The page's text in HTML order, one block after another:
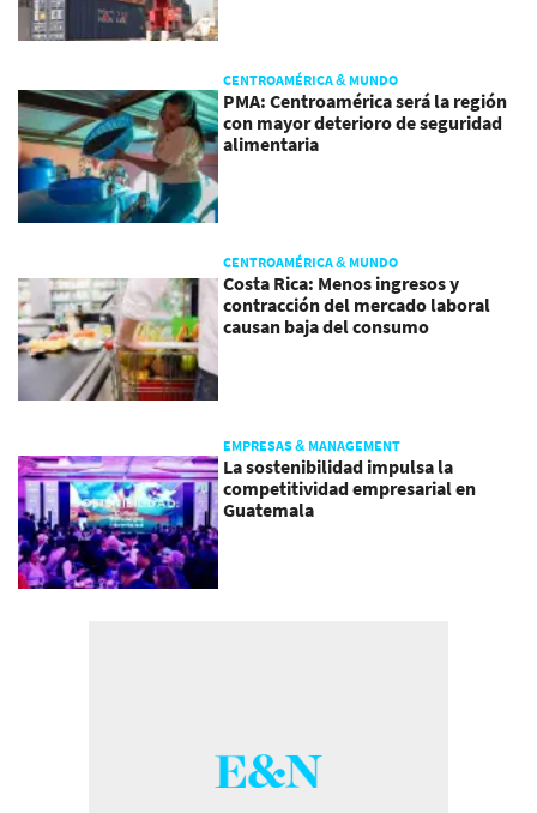
CENTROAMÉRICA & MUNDO
PMA: Centroamérica será la región
con mayor deterioro de seguridad
alimentaria
CENTROAMÉRICA & MUNDO
Costa Rica: Menos ingresos y
contracción del mercado laboral
causan baja del consumo
EMPRESAS & MANAGEMENT
La sostenibilidad impulsa la
competitividad empresarial en
Guatemala